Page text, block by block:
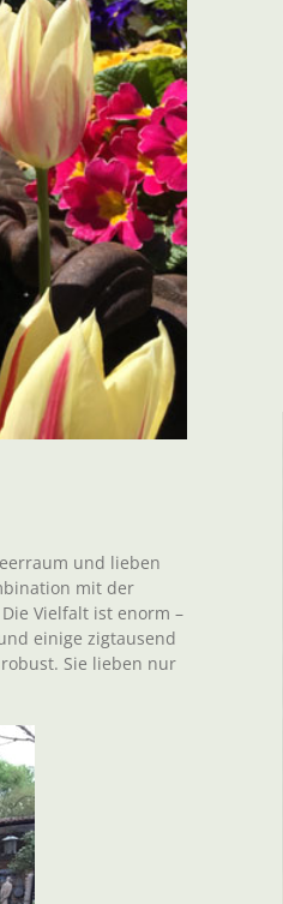
und lieben
mit der
Vielfalt ist enorm –
einige zigtausend
Sie lieben nur